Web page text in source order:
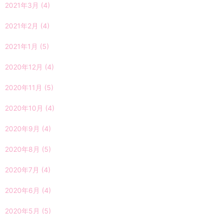
2021年3月 (4)
2021年2月 (4)
2021年1月 (5)
2020年12月 (4)
2020年11月 (5)
2020年10月 (4)
2020年9月 (4)
2020年8月 (5)
2020年7月 (4)
2020年6月 (4)
2020年5月 (5)